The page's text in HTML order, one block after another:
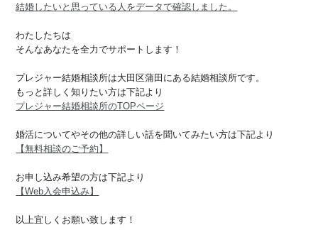
結婚したいと思っている人をデータで確認しました。
わたしたちは
そんなあなたを全力でサポートします！
プレジャー結婚相談所は大田区蒲田にある結婚相談所です。
もっと詳しく知りたい方は下記より
プレジャー結婚相談所のTOPページ
婚活についてやその他の詳しい話を聞いてみたい方は下記より
【無料相談のご予約】
お申し込み希望の方は下記より
【Web入会申込み】
以上宜しくお願い致します！